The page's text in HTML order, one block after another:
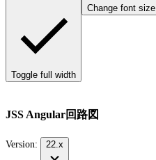
Toggle full width
Change font size
JSS Angular回路図
Version: 22.x